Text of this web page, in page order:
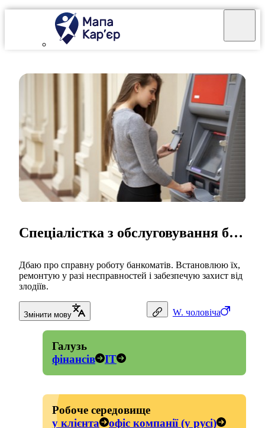
W. чоловіча
Спеціалістка з обслуговування банкоматів
Дбаю про справну роботу банкоматів. Встановлюю їх,
ремонтую у разі несправностей і забезпечую захист від
злодіїв.
Змінити мову
Галузь
фінансів
IT
Робоче середовище
у клієнта
офіс компанії (у русі)